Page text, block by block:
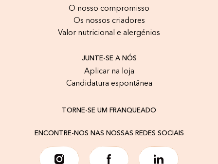
O nosso compromisso
Os nossos criadores
Valor nutricional e alergénios
JUNTE-SE A NÓS
Aplicar na loja
Candidatura espontânea
TORNE-SE UM FRANQUEADO
ENCONTRE-NOS NAS NOSSAS REDES SOCIAIS